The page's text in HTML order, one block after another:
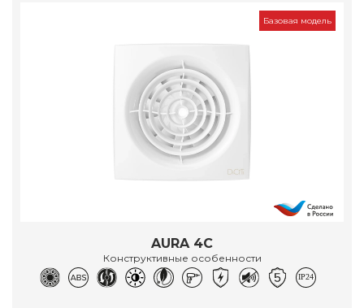
Базовая модель
AURA 4C
Конструктивные особенности